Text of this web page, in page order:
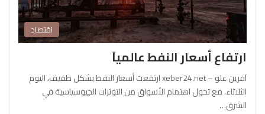
اقتصاد
ارتفاع أسعار النفط عالمياً
آفرين علو – xeber24.net ارتفعت أسعار النفط بشكل طفيف، اليوم
الثلاثاء، مع تحول اهتمام الأسواق من التوترات الجيوسياسية في
الشرق…